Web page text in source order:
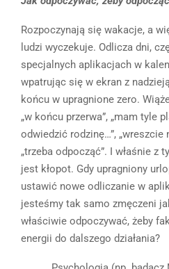
Rozpoczynają się wakacje, a
ludzi wyczekuje. Odlicza dni,
specjalnych aplikacjach w
wpatrując się w ekran z
końcu w upragnione zero.
„w końcu przerwa”, „mam tyle
odwiedzić rodzinę…”, „wreszcie
„trzeba odpocząć”. I właśnie z
jest kłopot. Gdy upragniony
ustawić nowe odliczanie w
jesteśmy tak samo zmęczeni
właściwie odpoczywać, żeby
energii do dalszego działania?